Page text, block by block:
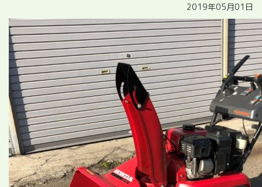
2019年05月01日